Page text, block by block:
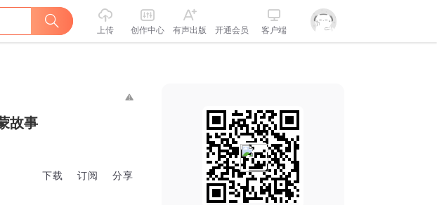
上传 创作中心 有声出版 开通会员 客户端
故事
下载 订阅 分享